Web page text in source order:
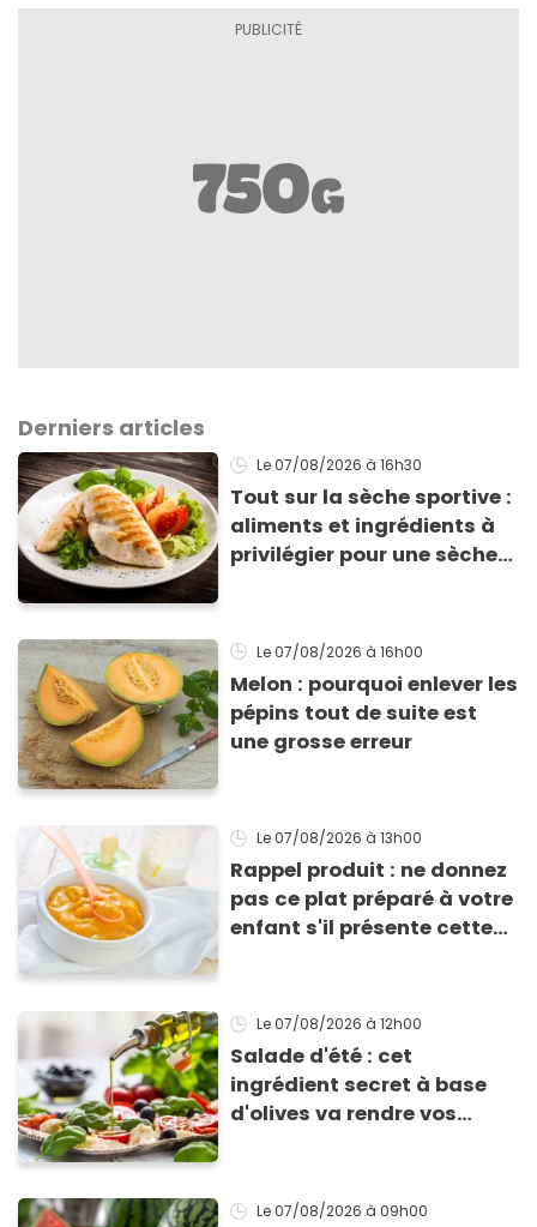
Derniers articles
Le 07/08/2026 à 16h30
Tout sur la sèche sportive :
aliments et ingrédients à
privilégier pour une sèche
Le 07/08/2026 à 16h00
Melon : pourquoi enlever les
pépins tout de suite est
une grosse erreur
Le 07/08/2026 à 13h00
Rappel produit : ne donnez
pas ce plat préparé à votre
enfant s'il présente cette
Le 07/08/2026 à 12h00
Salade d'été : cet
ingrédient secret à base
d'olives va rendre vos
Le 07/08/2026 à 09h00